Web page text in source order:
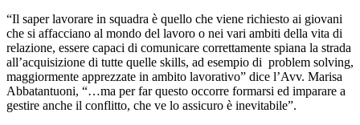
“Il saper lavorare in squadra è quello che viene richiesto ai giovani
che si affacciano al mondo del lavoro o nei vari ambiti della vita di
relazione, essere capaci di comunicare correttamente spiana la strada
all’acquisizione di tutte quelle skills, ad esempio di problem solving,
maggiormente apprezzate in ambito lavorativo” dice l’Avv. Marisa
Abbatantuoni, “…ma per far questo occorre formarsi ed imparare a
gestire anche il conflitto, che ve lo assicuro è inevitabile”.